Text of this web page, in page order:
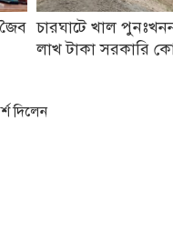
চারঘাটে খাল
লাখ টাকা সরকারি
দিলেন